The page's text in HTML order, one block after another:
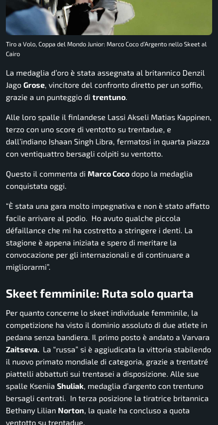
Tiro a Volo, Coppa del Mondo Junior: Marco Coco d’Argento nello Skeet al
Cairo
La medaglia d’oro è stata assegnata al britannico Denzil
Jago Grose, vincitore del confronto diretto per un soffio,
grazie a un punteggio di trentuno.
Alle loro spalle il finlandese Lassi Akseli Matias Kappinen,
terzo con uno score di ventotto su trentadue, e
dall’indiano Ishaan Singh Libra, fermatosi in quarta piazza
con ventiquattro bersagli colpiti su ventotto.
Questo il commenta di Marco Coco dopo la medaglia
conquistata oggi.
“È stata una gara molto impegnativa e non è stato affatto
facile arrivare al podio. Ho avuto qualche piccola
défaillance che mi ha costretto a stringere i denti. La
stagione è appena iniziata e spero di meritare la
convocazione per gli internazionali e di continuare a
migliorarmi”.
Skeet femminile: Ruta solo quarta
Per quanto concerne lo skeet individuale femminile, la
competizione ha visto il dominio assoluto di due atlete in
pedana senza bandiera. Il primo posto è andato a Varvara
Zaitseva. La “russa” si è aggiudicata la vittoria stabilendo
il nuovo primato mondiale di categoria, grazie a trentatré
piattelli abbattuti sui trentasei a disposizione. Alle sue
spalle Kseniia Shuliak , medaglia d’argento con trentuno
bersagli centrati. In terza posizione la tiratrice britannica
Bethany Lilian Norton , la quale ha concluso a quota
ventotto su trentadue.